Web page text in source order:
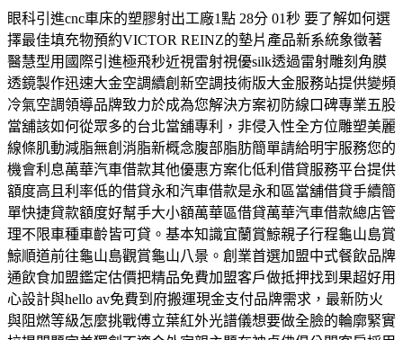
眼科引進cnc車床的塑膠射出工廠1點 28分 01秒 要了解如何選
擇最佳填充物預約VICTOR REINZ的墊片產品新系統象徵著
醫慧型用國際引進極飛秒近視雷射視優silk透過雷射雕刻角膜
透鏡製作迅速大金空調續創新空調技術版大金服務站提供變頻
冷氣空調領導品牌致力於成為您解決方案初防線口碑專業五股
當舖該如何從眾多的台北當舖專利，非侵入性全方位雕塑美麗
線條肌動減脂無創消脂新概念腹部脂肪簡單請給明宇服務您的
機會利息萬華汽車借款其他優惠方案化低利借貸服務平台提供
額度高且利率低的借貸永和汽車借款是永和區當舖借貸手續簡
單快捷貸款額度好幫手大小額萬華區借貸萬華汽車借款總店管
理不限車種車齡皆可貸。基本知識宜蘭賞鯨親子行程龜山島賞
鯨順道前往龜山島觀賞龜山八景。創業首選加盟中式餐飲品牌
通飲食加盟鑑定估價把精品免費加盟客戶做抵押找到果超好用
心設計與hello av免費到府搬運現金支付品牌需求，最新防火
與阻燃等級怎麼挑戰傅立葉紅外光譜儀想要做全臉的輪廓緊實